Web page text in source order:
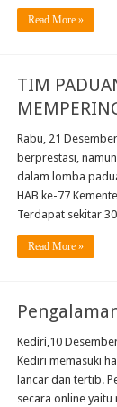
Read More »
TIM
Rabu, 21
berprestasi,
dalam lomba
HAB ke-77
Terdapat sekitar
Read More »
Kediri,10
Kediri memasuki
lancar dan tertib.
secara online